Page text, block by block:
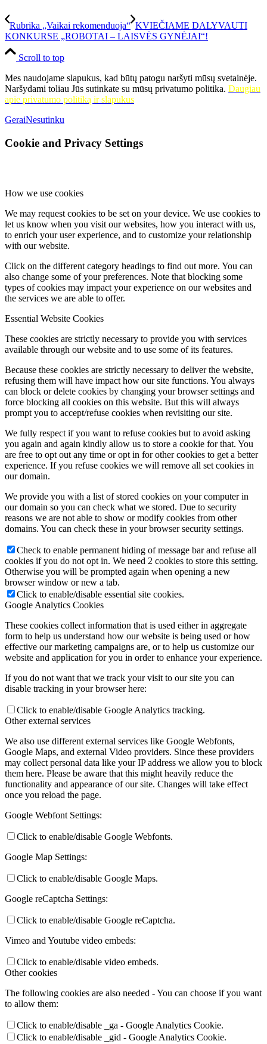
Rubrika „Vaikai rekomenduoja“ KVIEČIAME DALYVAUTI
KONKURSE „ROBOTAI – LAISVĖS GYNĖJAI“!
Scroll to top
Mes naudojame slapukus, kad būtų patogu naršyti mūsų svetainėje.
Naršydami toliau Jūs sutinkate su mūsų privatumo politika. Daugiau
apie privatumo politiką ir slapukus
GeraiNesutinku
Cookie and Privacy Settings
How we use cookies
We may request cookies to be set on your device. We use cookies to
let us know when you visit our websites, how you interact with us,
to enrich your user experience, and to customize your relationship
with our website.
Click on the different category headings to find out more. You can
also change some of your preferences. Note that blocking some
types of cookies may impact your experience on our websites and
the services we are able to offer.
Essential Website Cookies
These cookies are strictly necessary to provide you with services
available through our website and to use some of its features.
Because these cookies are strictly necessary to deliver the website,
refusing them will have impact how our site functions. You always
can block or delete cookies by changing your browser settings and
force blocking all cookies on this website. But this will always
prompt you to accept/refuse cookies when revisiting our site.
We fully respect if you want to refuse cookies but to avoid asking
you again and again kindly allow us to store a cookie for that. You
are free to opt out any time or opt in for other cookies to get a better
experience. If you refuse cookies we will remove all set cookies in
our domain.
We provide you with a list of stored cookies on your computer in
our domain so you can check what we stored. Due to security
reasons we are not able to show or modify cookies from other
domains. You can check these in your browser security settings.
Check to enable permanent hiding of message bar and refuse all
cookies if you do not opt in. We need 2 cookies to store this setting.
Otherwise you will be prompted again when opening a new
browser window or new a tab.
Click to enable/disable essential site cookies.
Google Analytics Cookies
These cookies collect information that is used either in aggregate
form to help us understand how our website is being used or how
effective our marketing campaigns are, or to help us customize our
website and application for you in order to enhance your experience.
If you do not want that we track your visit to our site you can
disable tracking in your browser here:
Click to enable/disable Google Analytics tracking.
Other external services
We also use different external services like Google Webfonts,
Google Maps, and external Video providers. Since these providers
may collect personal data like your IP address we allow you to block
them here. Please be aware that this might heavily reduce the
functionality and appearance of our site. Changes will take effect
once you reload the page.
Google Webfont Settings:
Click to enable/disable Google Webfonts.
Google Map Settings:
Click to enable/disable Google Maps.
Google reCaptcha Settings:
Click to enable/disable Google reCaptcha.
Vimeo and Youtube video embeds:
Click to enable/disable video embeds.
Other cookies
The following cookies are also needed - You can choose if you want
to allow them:
Click to enable/disable _ga - Google Analytics Cookie.
Click to enable/disable _gid - Google Analytics Cookie.